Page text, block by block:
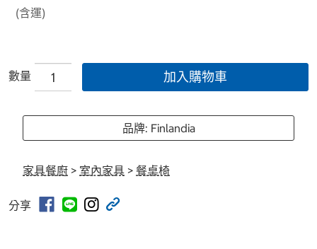
(含運)
數量 加入購物車
品牌: Finlandia
家具餐廚 > 室內家具 > 餐桌椅
分享